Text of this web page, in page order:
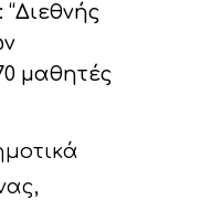
μαθητές